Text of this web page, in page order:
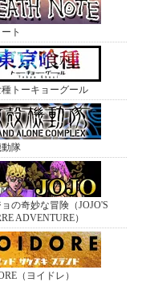
ト
トーキョーグール
隊
の奇妙な冒険（JOJO'S
ADVENTURE）
（ヨイドレ）